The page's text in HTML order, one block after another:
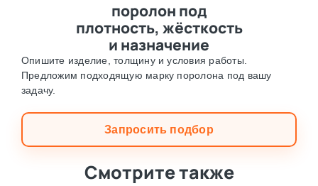
поролон под
плотность, жёсткость
и назначение
Опишите изделие, толщину и условия работы.
Предложим подходящую марку поролона под вашу
задачу.
Запросить подбор
Смотрите также